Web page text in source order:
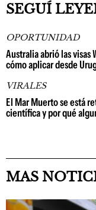
SEGUÍ
OPORTUNIDAD
Australia abrió las
cómo aplicar desde
VIRALES
El Mar Muerto se está
científica y por qué
MAS